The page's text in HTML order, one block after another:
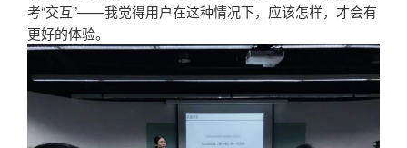
考“交互”——我觉得用户在这种情况下，应该怎样，才会有
更好的体验。